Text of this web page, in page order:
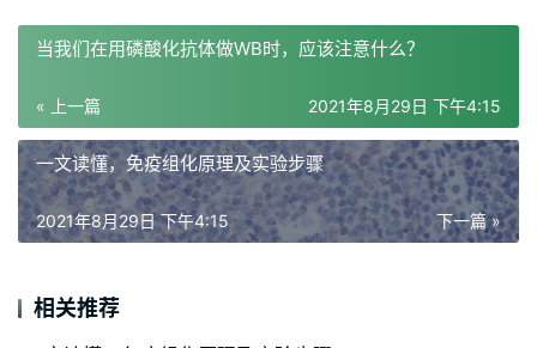
当我们在用磷酸化抗体做WB时，应该注意什么？
« 上一篇 2021年8月29日 下午4:15
一文读懂，免疫组化原理及实验步骤
下一篇 »
2021年8月29日 下午4:15
相关推荐